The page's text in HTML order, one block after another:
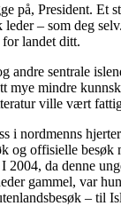
på, President. Et
– som deg
landet ditt.
andre sentrale
mye mindre
ville vært
i nordmenns
og offisielle besøk
da denne
gammel, var
– til